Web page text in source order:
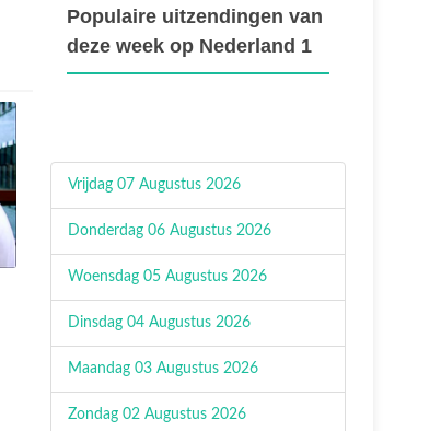
Populaire uitzendingen van
deze week op Nederland 1
Vrijdag 07 Augustus 2026
Donderdag 06 Augustus 2026
Woensdag 05 Augustus 2026
Dinsdag 04 Augustus 2026
Maandag 03 Augustus 2026
Zondag 02 Augustus 2026